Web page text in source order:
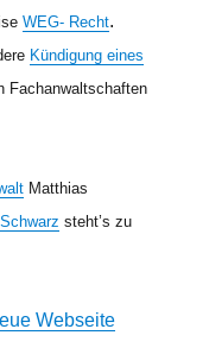
WEG- Recht.
Kündigung eines
Fachanwaltschaften
Matthias
steht’s zu
Webseite